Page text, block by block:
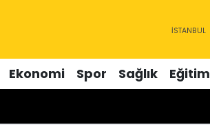
Ekonomi Spor Sağlık Eğitim